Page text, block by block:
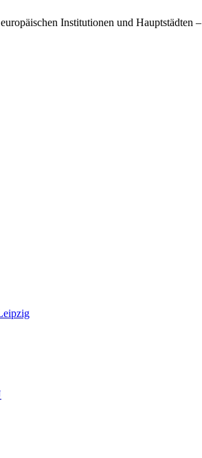
Institutionen und Hauptstädten